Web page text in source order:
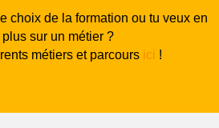
choix de la formation ou tu veux en
sur un métier ?
métiers et parcours ici !